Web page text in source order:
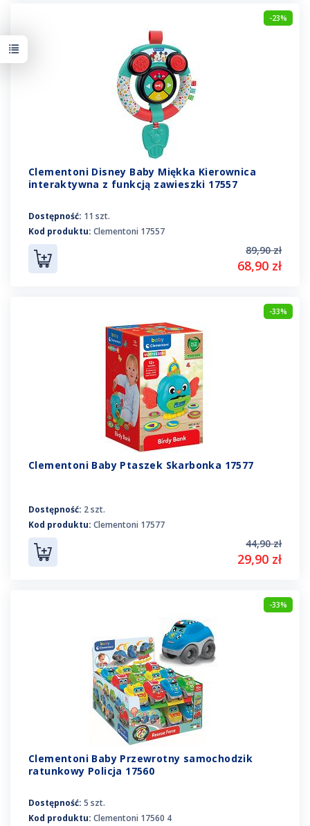
-23%
Clementoni Disney Baby Miękka Kierownica
interaktywna z funkcją zawieszki 17557
Dostępność: 11 szt.
Kod produktu: Clementoni 17557
89,90 zł
68,90 zł
-33%
Clementoni Baby Ptaszek Skarbonka 17577
Dostępność: 2 szt.
Kod produktu: Clementoni 17577
44,90 zł
29,90 zł
-33%
Clementoni Baby Przewrotny samochodzik
ratunkowy Policja 17560
Dostępność: 5 szt.
Kod produktu: Clementoni 17560 4